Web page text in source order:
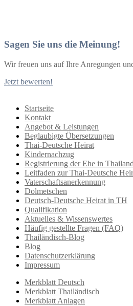
Sagen Sie uns die Meinung!
Wir freuen uns auf Ihre Anregungen
Jetzt bewerten!
Startseite
Kontakt
Angebot & Leistungen
Beglaubigte Übersetzungen
Thai-Deutsche Heirat
Kindernachzug
Registrierung der Ehe in Thailand
Leitfaden zur Thai-Deutsche
Vaterschaftsanerkennung
Dolmetschen
Deutsch-Deutsche Heirat in TH
Qualifikation
Aktuelles & Wissenswertes
Häufig gestellte Fragen (FAQ)
Thailändisch-Blog
Blog
Datenschutzerklärung
Impressum
Merkblatt Deutsch
Merkblatt Thailändisch
Merkblatt Anlagen